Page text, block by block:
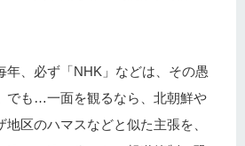
年、必ず「NHK」などは、その愚
でも…一面を観るなら、北朝鮮や
区のハマスなどと似た主張を、